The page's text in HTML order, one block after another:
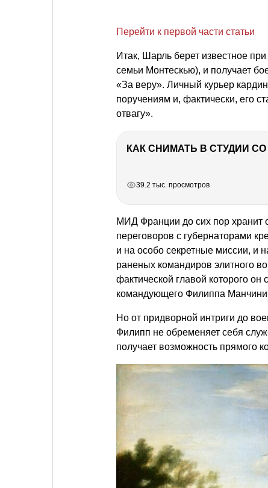
Перейти к первой части статьи
Итак, Шарль берет известное
семьи Монтескью), и получает
«За веру». Личный курьер
поручениям и, фактически, его
отвагу».
КАК СНИМАТЬ В СТУДИИ
39.2 тыс. просмотров
МИД Франции до сих пор хранит
переговоров с губернаторами
и на особо секретные миссии, и
раненых командиров элитного
фактической главой которого он
командующего Филиппа
Но от придворной интриги до
Филипп не обременяет себя
получает возможность прямого